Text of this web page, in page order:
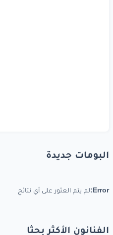
البومات جديدة
Error: لم يتم العثور على أي نتائج
الفنانون الأكثر بحثا